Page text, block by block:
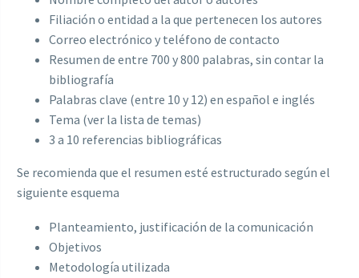
Filiación o entidad a la que pertenecen los autores
Correo electrónico y teléfono de contacto
Resumen de entre 700 y 800 palabras, sin contar la
bibliografía
Palabras clave (entre 10 y 12) en español e inglés
Tema (ver la lista de temas)
3 a 10 referencias bibliográficas
Se recomienda que el resumen esté estructurado según el
siguiente esquema
Planteamiento, justificación de la comunicación
Objetivos
Metodología utilizada